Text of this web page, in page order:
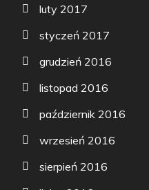
luty 2017
styczeń 2017
grudzień 2016
listopad 2016
październik 2016
wrzesień 2016
sierpień 2016